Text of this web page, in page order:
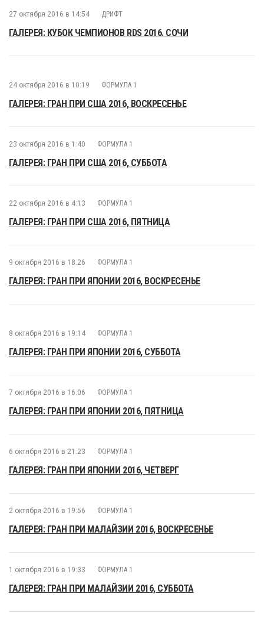
27 октября 2016 в 14:54 ДРИФТ
ГАЛЕРЕЯ: КУБОК ЧЕМПИОНОВ RDS 2016. СОЧИ
24 октября 2016 в 10:19 ФОРМУЛА 1
ГАЛЕРЕЯ: ГРАН ПРИ США 2016, ВОСКРЕСЕНЬЕ
23 октября 2016 в 1:40 ФОРМУЛА 1
ГАЛЕРЕЯ: ГРАН ПРИ США 2016, СУББОТА
22 октября 2016 в 4:13 ФОРМУЛА 1
ГАЛЕРЕЯ: ГРАН ПРИ США 2016, ПЯТНИЦА
9 октября 2016 в 18:26 ФОРМУЛА 1
ГАЛЕРЕЯ: ГРАН ПРИ ЯПОНИИ 2016, ВОСКРЕСЕНЬЕ
8 октября 2016 в 19:14 ФОРМУЛА 1
ГАЛЕРЕЯ: ГРАН ПРИ ЯПОНИИ 2016, СУББОТА
7 октября 2016 в 16:06 ФОРМУЛА 1
ГАЛЕРЕЯ: ГРАН ПРИ ЯПОНИИ 2016, ПЯТНИЦА
6 октября 2016 в 21:23 ФОРМУЛА 1
ГАЛЕРЕЯ: ГРАН ПРИ ЯПОНИИ 2016, ЧЕТВЕРГ
2 октября 2016 в 19:56 ФОРМУЛА 1
ГАЛЕРЕЯ: ГРАН ПРИ МАЛАЙЗИИ 2016, ВОСКРЕСЕНЬЕ
1 октября 2016 в 19:33 ФОРМУЛА 1
ГАЛЕРЕЯ: ГРАН ПРИ МАЛАЙЗИИ 2016, СУББОТА